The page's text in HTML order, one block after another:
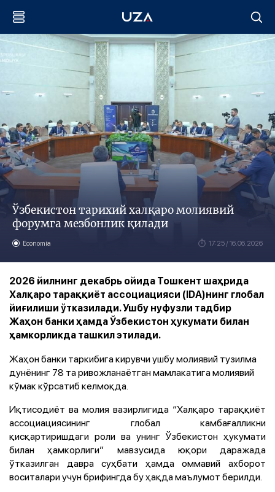
Ўзбекистон тарихий халқаро молиявий
форумга мезбонлик қилади
Economía 17:25 / 16.06.2026
2026 йилнинг декабрь ойида Тошкент шаҳрида
Халқаро тараққиёт ассоциацияси (IDA)нинг глобал
йиғилиши ўтказилади. Ушбу нуфузли тадбир
Жаҳон банки ҳамда Ўзбекистон ҳукумати билан
ҳамкорликда ташкил этилади.
Жаҳон банки таркибига кирувчи ушбу молиявий тузилма
дунёнинг 78 та ривожланаётган мамлакатига молиявий
кўмак кўрсатиб келмоқда.
Иқтисодиёт ва молия вазирлигида “Халқаро тараққиёт
ассоциациясининг глобал камбағалликни
қисқартиришдаги роли ва унинг Ўзбекистон ҳукумати
билан ҳамкорлиги” мавзусида юқори даражада
ўтказилган давра суҳбати ҳамда оммавий ахборот
воситалари учун брифингда бу ҳақда маълумот берилди.